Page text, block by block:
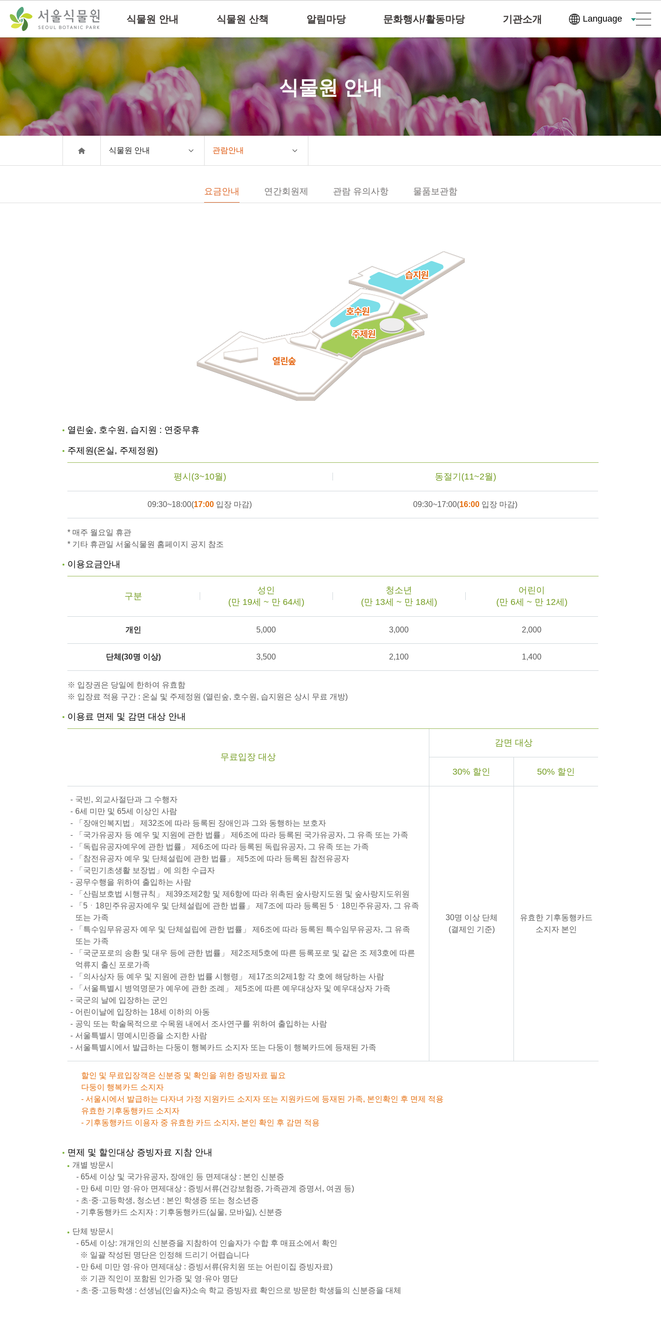
로
가
기
본문으로
바로가기
식물원 안내 식물원 산책 알림마당 문화행사/활동마당 기관소개 Language
식물원 안내
식물원 안내 관람안내
요금안내 연간회원제 관람 유의사항 물품보관함
열린숲, 호수원, 습지원 : 연중무휴
주제원(온실, 주제정원)
평시(3~10월) 동절기(11~2월)
09:30~18:00(17:00 입장 마감) 09:30~17:00(16:00 입장 마감)
* 매주 월요일 휴관
* 기타 휴관일 서울식물원 홈페이지 공지 참조
이용요금안내
구분
성인
(만 19세 ~ 만 64세)
청소년
(만 13세 ~ 만 18세)
어린이
(만 6세 ~ 만 12세)
개인 5,000 3,000 2,000
단체(30명 이상) 3,500 2,100 1,400
※ 입장권은 당일에 한하여 유효함
※ 입장료 적용 구간 : 온실 및 주제정원 (열린숲, 호수원, 습지원은 상시 무료 개방)
이용료 면제 및 감면 대상 안내
무료입장 대상
감면 대상
30% 할인 50% 할인
국빈, 외교사절단과 그 수행자
6세 미만 및 65세 이상인 사람
「장애인복지법」 제32조에 따라 등록된 장애인과 그와 동행하는 보호자
「국가유공자 등 예우 및 지원에 관한 법률」 제6조에 따라 등록된 국가유공자, 그 유족 또는 가족
「독립유공자예우에 관한 법률」 제6조에 따라 등록된 독립유공자, 그 유족 또는 가족
「참전유공자 예우 및 단체설립에 관한 법률」 제5조에 따라 등록된 참전유공자
「국민기초생활 보장법」에 의한 수급자
공무수행을 위하여 출입하는 사람
「산림보호법 시행규칙」 제39조제2항 및 제6항에 따라 위촉된 숲사랑지도원 및 숲사랑지도위원
「5ㆍ18민주유공자예우 및 단체설립에 관한 법률」 제7조에 따라 등록된 5ㆍ18민주유공자, 그 유족
또는 가족
「특수임무유공자 예우 및 단체설립에 관한 법률」 제6조에 따라 등록된 특수임무유공자, 그 유족
또는 가족
「국군포로의 송환 및 대우 등에 관한 법률」 제2조제5호에 따른 등록포로 및 같은 조 제3호에 따른
억류지 출신 포로가족
「의사상자 등 예우 및 지원에 관한 법률 시행령」 제17조의2제1항 각 호에 해당하는 사람
「서울특별시 병역명문가 예우에 관한 조례」 제5조에 따른 예우대상자 및 예우대상자 가족
국군의 날에 입장하는 군인
어린이날에 입장하는 18세 이하의 아동
공익 또는 학술목적으로 수목원 내에서 조사연구를 위하여 출입하는 사람
서울특별시 명예시민증을 소지한 사람
서울특별시에서 발급하는 다둥이 행복카드 소지자 또는 다둥이 행복카드에 등재된 가족
30명 이상 단체
(결제인 기준)
유효한 기후동행카드
소지자 본인
할인 및 무료입장객은 신분증 및 확인을 위한 증빙자료 필요
다둥이 행복카드 소지자
- 서울시에서 발급하는 다자녀 가정 지원카드 소지자 또는 지원카드에 등재된 가족, 본인확인 후 면제 적용
유효한 기후동행카드 소지자
- 기후동행카드 이용자 중 유효한 카드 소지자, 본인 확인 후 감면 적용
면제 및 할인대상 증빙자료 지참 안내
개별 방문시
- 65세 이상 및 국가유공자, 장애인 등 면제대상 : 본인 신분증
- 만 6세 미만 영·유아 면제대상 : 증빙서류(건강보험증, 가족관계 증명서, 여권 등)
- 초·중·고등학생, 청소년 : 본인 학생증 또는 청소년증
- 기후동행카드 소지자 : 기후동행카드(실물, 모바일), 신분증
단체 방문시
- 65세 이상: 개개인의 신분증을 지참하여 인솔자가 수합 후 매표소에서 확인
※ 일괄 작성된 명단은 인정해 드리기 어렵습니다
- 만 6세 미만 영·유아 면제대상 : 증빙서류(유치원 또는 어린이집 증빙자료)
※ 기관 직인이 포함된 인가증 및 영·유아 명단
- 초·중·고등학생 : 선생님(인솔자)소속 학교 증빙자료 확인으로 방문한 학생들의 신분증을 대체